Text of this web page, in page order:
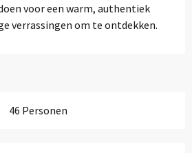
voor een warm, authentiek
verrassingen om te ontdekken.
46 Personen